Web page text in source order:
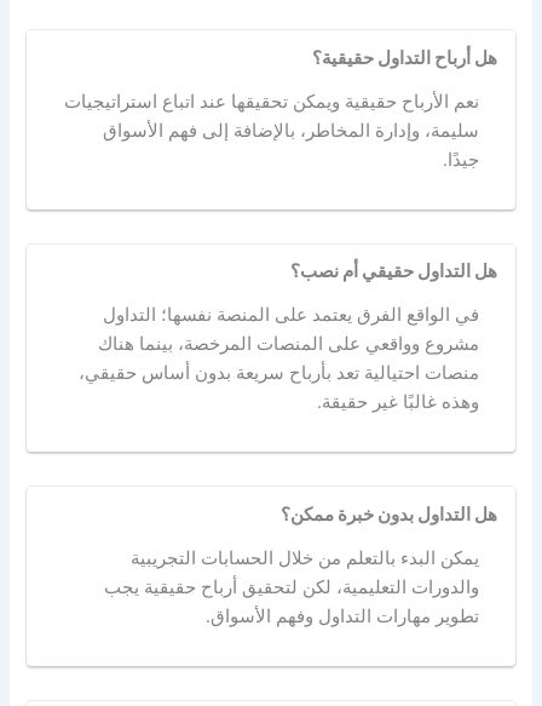
هل أرباح التداول حقيقية؟
نعم الأرباح حقيقية ويمكن تحقيقها عند اتباع استراتيجيات
سليمة، وإدارة المخاطر، بالإضافة إلى فهم الأسواق
جيدًا.
هل التداول حقيقي أم نصب؟
في الواقع الفرق يعتمد على المنصة نفسها؛ التداول
مشروع وواقعي على المنصات المرخصة، بينما هناك
منصات احتيالية تعد بأرباح سريعة بدون أساس حقيقي،
وهذه غالبًا غير حقيقة.
هل التداول بدون خبرة ممكن؟
يمكن البدء بالتعلم من خلال الحسابات التجريبية
والدورات التعليمية، لكن لتحقيق أرباح حقيقية يجب
تطوير مهارات التداول وفهم الأسواق.